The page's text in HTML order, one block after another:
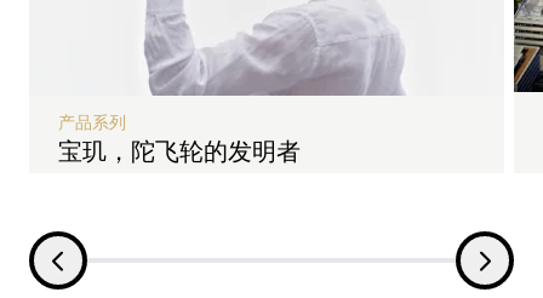
宝玑，陀飞轮的发明者
产品系列